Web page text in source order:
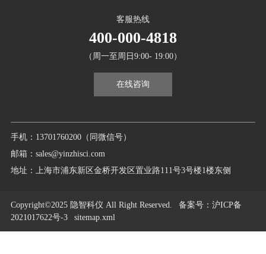
手机：13701760200（同微信号）
邮箱：sales@yinzhisci.com
地址：上海市浦东新区金桥开发区置业路111号3号楼1楼东侧
客服热线
400-000-4818
（周一至周日9:00- 19:00）
在线咨询
Copyright©2025 隐智科仪 All Right Reserved. 备案号：沪ICP备
2021017622号-3
sitemap.xml